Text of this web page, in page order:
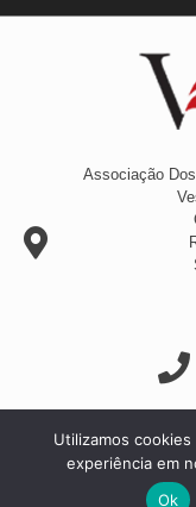
Associação
Utilizamos
experiência em
Ok